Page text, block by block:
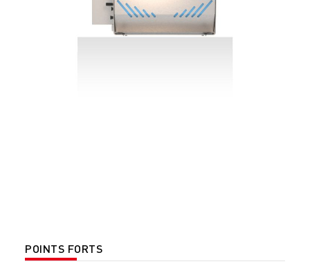
POINTS FORTS